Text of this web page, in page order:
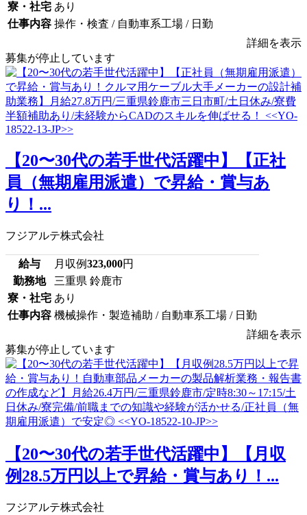
寮・社宅 あり
仕事内容 操作・検査 / 自動車系工場 / 日勤
詳細を表示
募集が停止しています
【20〜30代の若手世代活躍中】【正社
員（無期雇用派遣）で昇給・賞与あ
り！...
フジアルテ株式会社
給与 月収例323,000円
勤務地
三重県 鈴鹿市
寮・社宅 あり
仕事内容 機械操作・製造補助 / 自動車系工場 / 日勤
詳細を表示
募集が停止しています
【20〜30代の若手世代活躍中】【月収
例28.5万円以上で昇給・賞与あり！...
フジアルテ株式会社